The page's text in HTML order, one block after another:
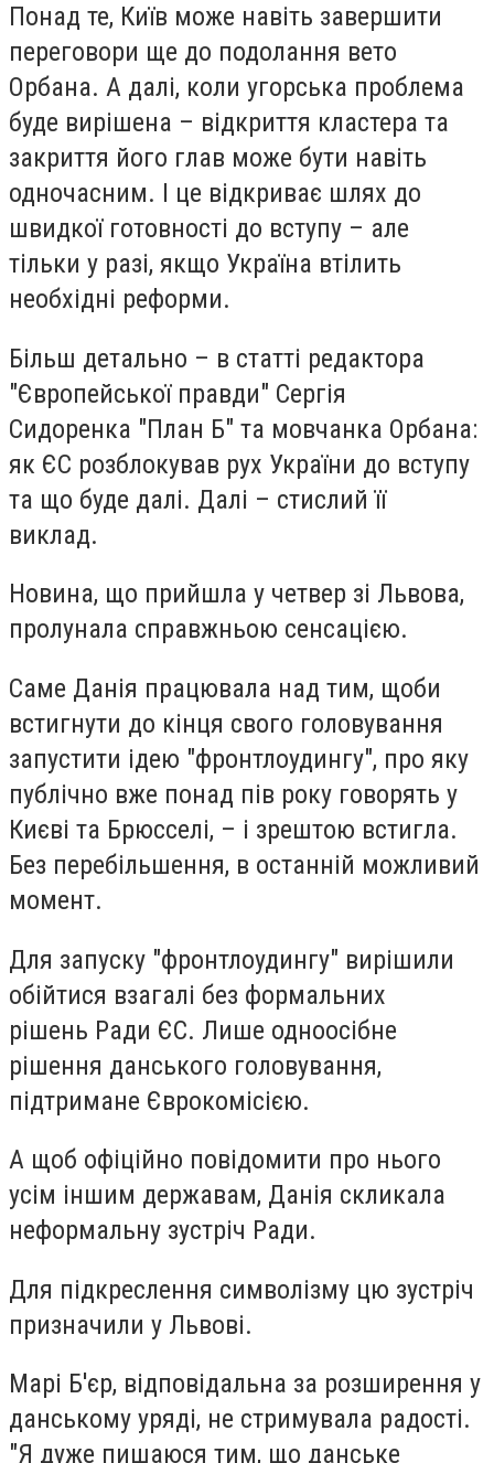
Понад те, Київ може навіть завершити
переговори ще до подолання вето
Орбана. А далі, коли угорська проблема
буде вирішена – відкриття кластера та
закриття його глав може бути навіть
одночасним. І це відкриває шлях до
швидкої готовності до вступу – але
тільки у разі, якщо Україна втілить
необхідні реформи.
Більш детально – в статті редактора
"Європейської правди" Сергія
Сидоренка "План Б" та мовчанка Орбана:
як ЄС розблокував рух України до вступу
та що буде далі. Далі – стислий її
виклад.
Новина, що прийшла у четвер зі Львова,
пролунала справжньою сенсацією.
Саме Данія працювала над тим, щоби
встигнути до кінця свого головування
запустити ідею "фронтлоудингу", про яку
публічно вже понад пів року говорять у
Києві та Брюсселі, – і зрештою встигла.
Без перебільшення, в останній можливий
момент.
Для запуску "фронтлоудингу" вирішили
обійтися взагалі без формальних
рішень Ради ЄС. Лише одноосібне
рішення данського головування,
підтримане Єврокомісією.
А щоб офіційно повідомити про нього
усім іншим державам, Данія скликала
неформальну зустріч Ради.
Для підкреслення символізму цю зустріч
призначили у Львові.
Марі Б'єр, відповідальна за розширення у
данському уряді, не стримувала радості.
"Я дуже пишаюся тим, що данське